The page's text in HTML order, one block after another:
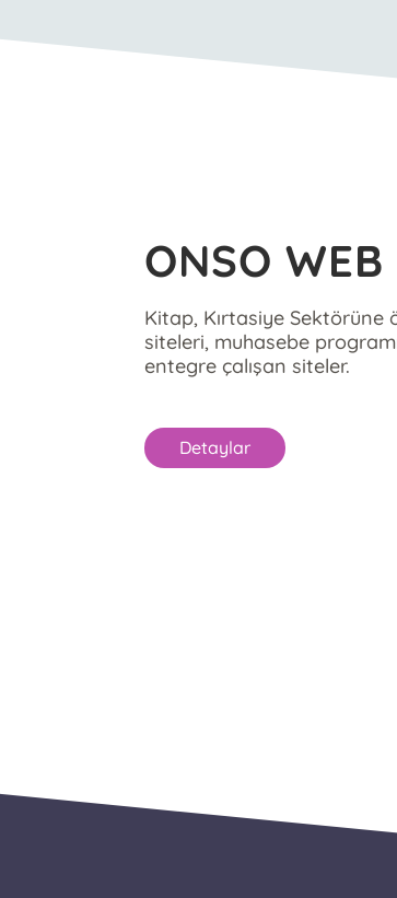
ONSO WEB
Kitap, Kırtasiye
siteleri, muhasebe
entegre çalışan siteler.
Detaylar